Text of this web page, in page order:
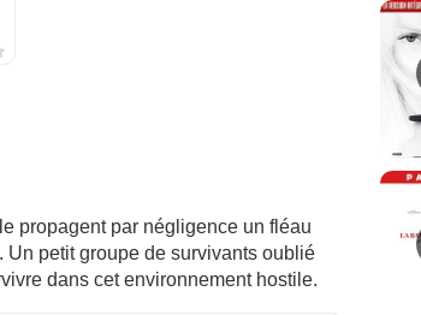
propagent par négligence un fléau
Un petit groupe de survivants oublié
dans cet environnement hostile.